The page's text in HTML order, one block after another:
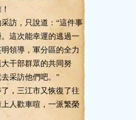
，只說道：“這件事
這次能幸運的逃過一
領導，軍分區的全力
干部群眾的共同努
采訪他們吧。”
三江市又恢復了往
人歡車喧，一派繁榮